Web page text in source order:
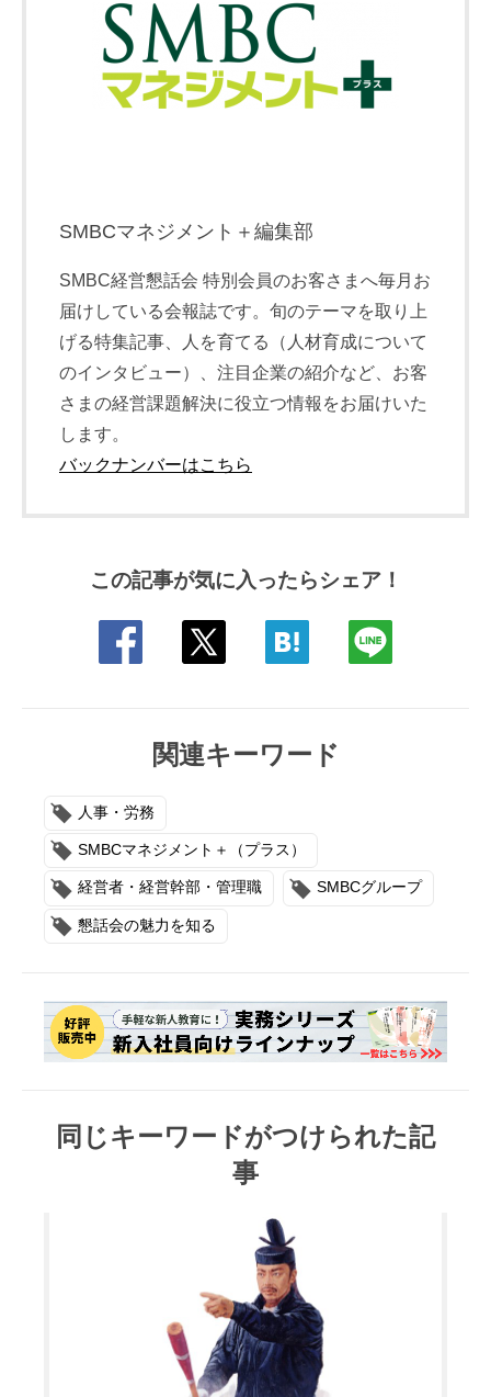
SMBCマネジメント＋編集部
SMBC経営懇話会 特別会員のお客さまへ毎月お
届けしている会報誌です。旬のテーマを取り上
げる特集記事、人を育てる（人材育成について
のインタビュー）、注目企業の紹介など、お客
さまの経営課題解決に役立つ情報をお届けいた
します。
バックナンバーはこちら
この記事が気に入ったらシェア！
関連キーワード
人事・労務
SMBCマネジメント＋（プラス）
経営者・経営幹部・管理職 SMBCグループ
懇話会の魅力を知る
同じキーワードがつけられた記
事